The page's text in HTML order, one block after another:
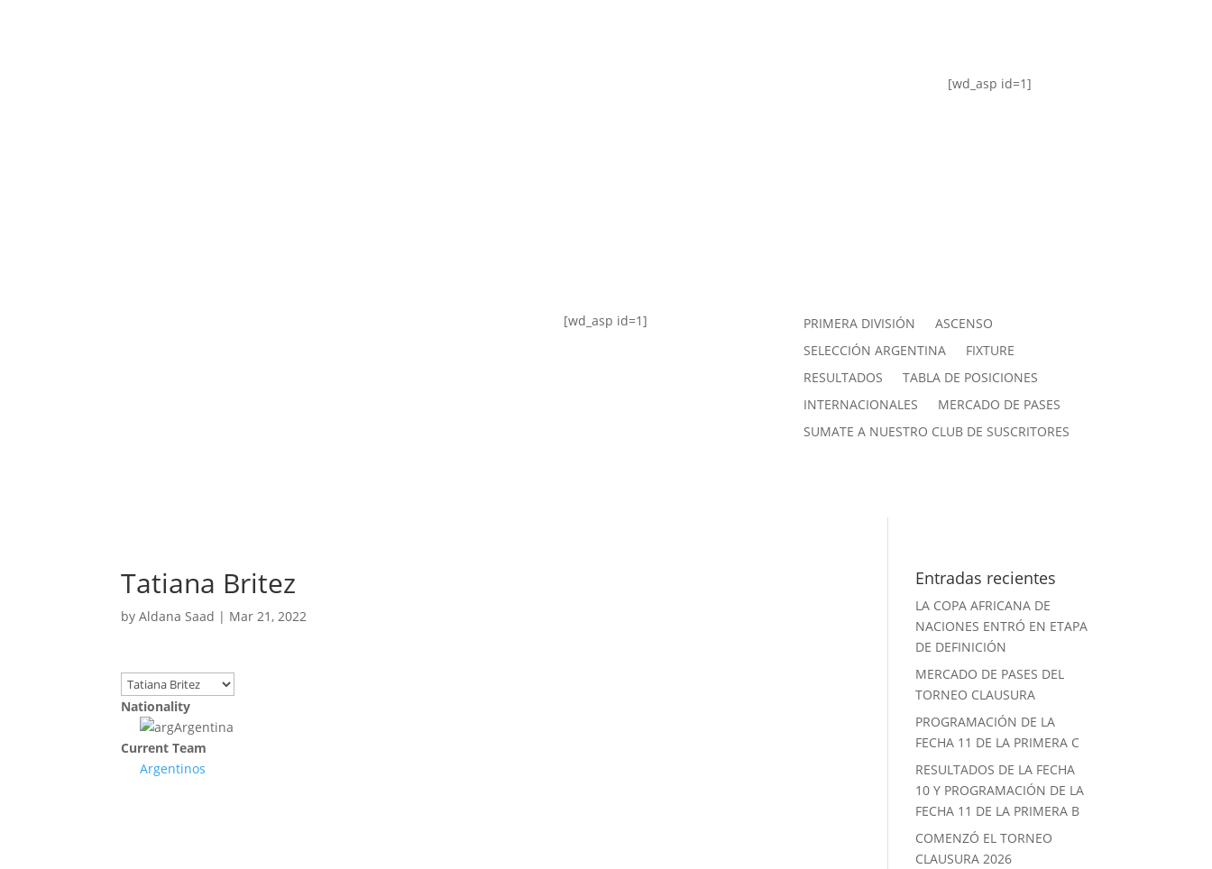
[wd_asp id=1]
[wd_asp id=1] PRIMERA DIVISIÓN
ASCENSO
SELECCIÓN ARGENTINA
FIXTURE
RESULTADOS
TABLA DE POSICIONES
INTERNACIONALES
MERCADO DE PASES
SUMATE A NUESTRO CLUB DE SUSCRITORES
Tatiana Britez
byAldana Saad | Mar 21, 2022
Nationality
Argentina
Current Team
Argentinos
Entradas recientes
LA COPA AFRICANA DE
NACIONES ENTRÓ EN ETAPA
DE DEFINICIÓN
MERCADO DE PASES DEL
TORNEO CLAUSURA
PROGRAMACIÓN DE LA
FECHA 11 DE LA PRIMERA C
RESULTADOS DE LA FECHA
10 Y PROGRAMACIÓN DE LA
FECHA 11 DE LA PRIMERA B
COMENZÓ EL TORNEO
CLAUSURA 2026